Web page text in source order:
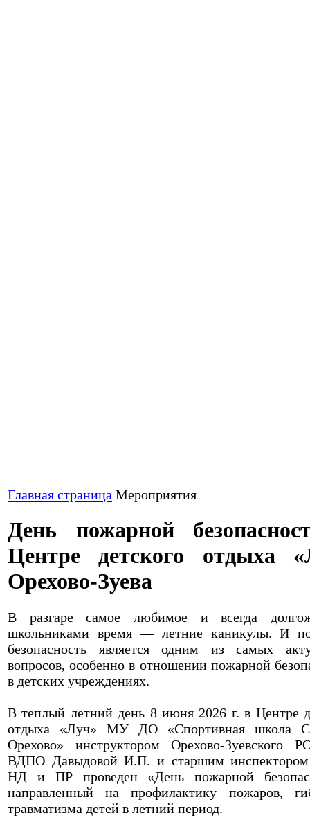
Главная страница Мероприятия
День пожарной
Центре детского отдыха
Орехово-Зуева
В разгаре самое любимое и всегда
школьниками время — летние каникулы. И
безопасность является одним из самых
вопросов, особенно в отношении пожарной
в детских учреждениях.
В теплый летний день 8 июня 2026 г. в Центре
отдыха «Луч» МУ ДО «Спортивная школа
Орехово» инструктором Орехово-
ВДПО Давыдовой И.П. и старшим инспектором
НД и ПР проведен «День пожарной
направленный на профилактику пожаров,
травматизма детей в летний период.